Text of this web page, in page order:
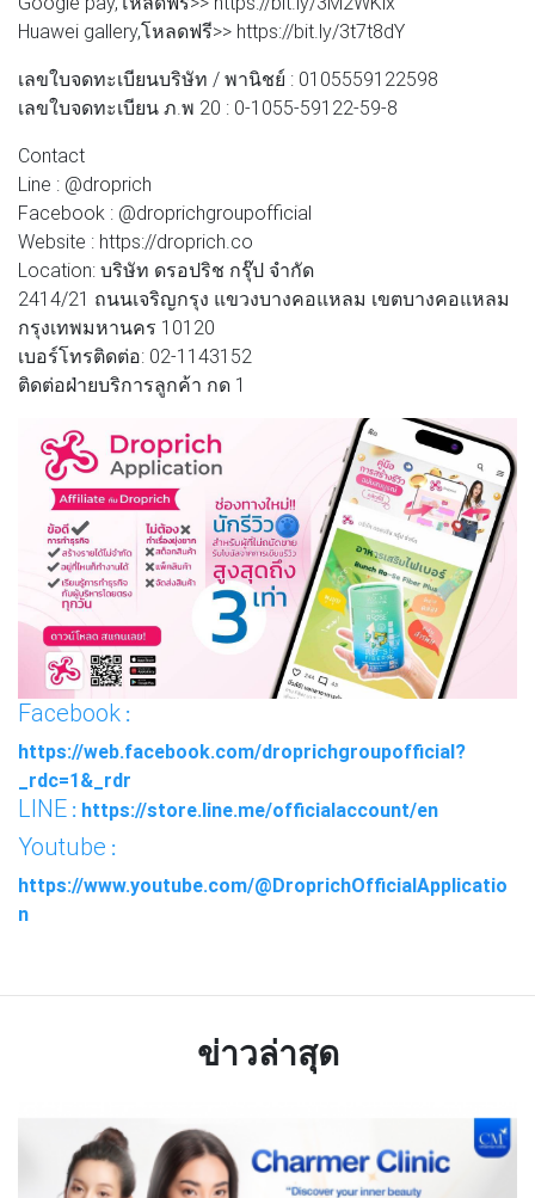
Huawei gallery,โหลดฟรี>> https://bit.ly/3t7t8dY
เลขใบจดทะเบียนบริษัท / พานิชย์ : 0105559122598
เลขใบจดทะเบียน ภ.พ 20 : 0-1055-59122-59-8
Contact
Line : @droprich
Facebook : @droprichgroupofficial
Website : https://droprich.co
Location: บริษัท ดรอปริช กรุ๊ป จำกัด
2414/21 ถนนเจริญกรุง แขวงบางคอแหลม เขตบางคอแหลม
กรุงเทพมหานคร 10120
เบอร์โทรติดต่อ: 02-1143152
ติดต่อฝ่ายบริการลูกค้า กด 1
Facebook :
https://web.facebook.com/droprichgroupofficial?
_rdc=1&_rdr
LINE : https://store.line.me/officialaccount/en
Youtube :
https://www.youtube.com/@DroprichOfficialApplicatio
n
ข่าวล่าสุด